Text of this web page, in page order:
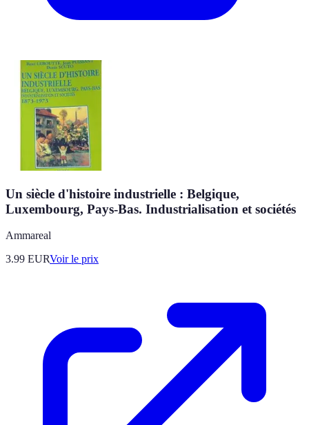
Un siècle d'histoire industrielle : Belgique,
Luxembourg, Pays-Bas. Industrialisation et sociétés
Ammareal
3.99 EURVoir le prix